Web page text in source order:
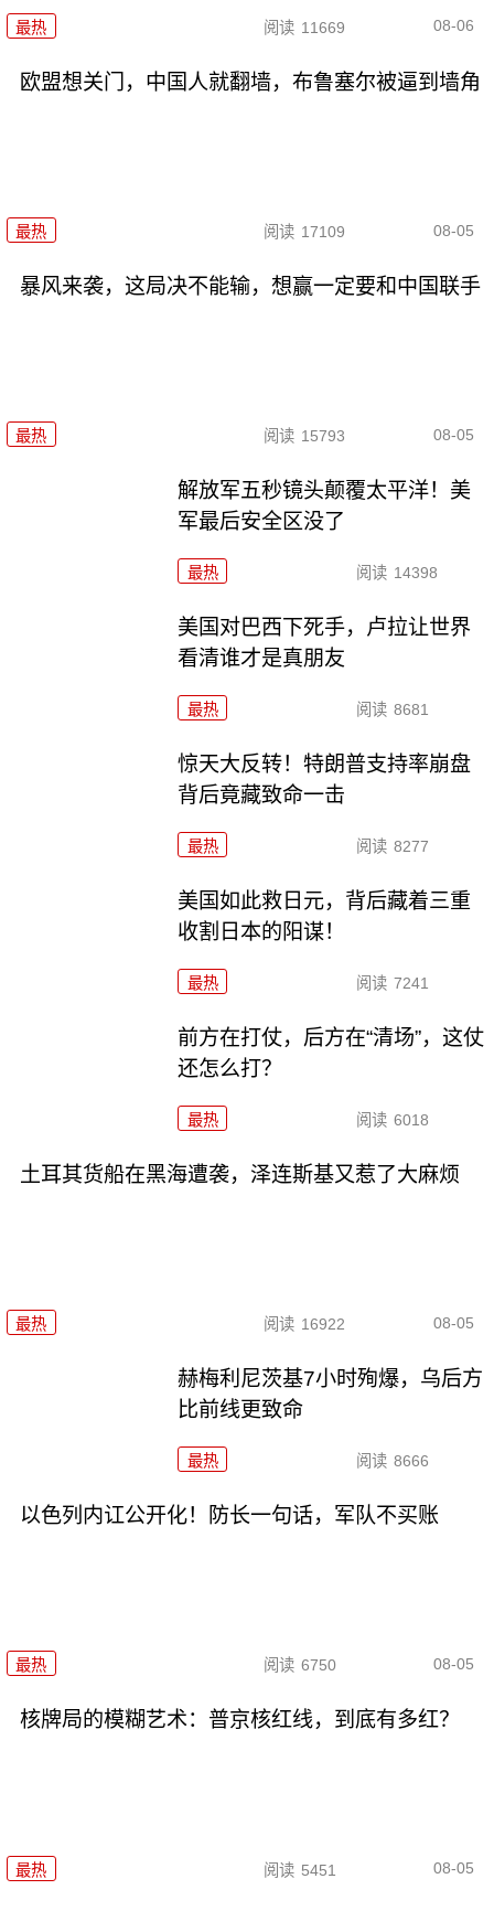
最热 阅读 11669 08-06
欧盟想关门，中国人就翻墙，布鲁塞尔被逼到墙角
最热 阅读 17109 08-05
暴风来袭，这局决不能输，想赢一定要和中国联手
最热 阅读 15793 08-05
解放军五秒镜头颠覆太平洋！美
军最后安全区没了
最热 阅读 14398
美国对巴西下死手，卢拉让世界
看清谁才是真朋友
最热 阅读 8681
惊天大反转！特朗普支持率崩盘
背后竟藏致命一击
最热 阅读 8277
美国如此救日元，背后藏着三重
收割日本的阳谋！
最热 阅读 7241
前方在打仗，后方在“清场”，这仗
还怎么打？
最热 阅读 6018
土耳其货船在黑海遭袭，泽连斯基又惹了大麻烦
最热 阅读 16922 08-05
赫梅利尼茨基7小时殉爆，乌后方
比前线更致命
最热 阅读 8666
以色列内讧公开化！防长一句话，军队不买账
最热 阅读 6750 08-05
核牌局的模糊艺术：普京核红线，到底有多红？
最热 阅读 5451 08-05